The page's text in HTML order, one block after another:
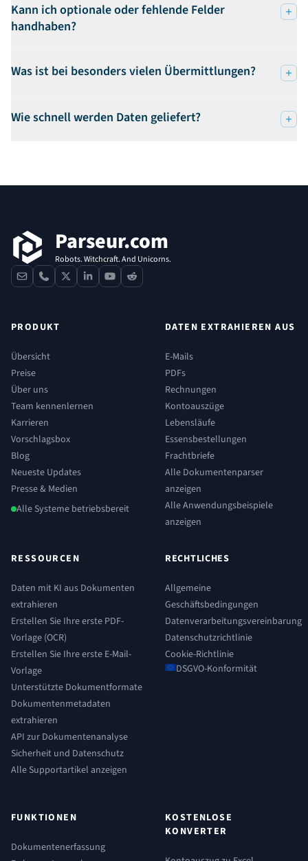
Kann ich optionale oder fehlende Felder
handhaben?
Was ist bei besonders vielen Übermittlungen?
Wie schnell werden Daten geliefert?
Parseur.com
Robots. Witchcraft. And Unicorns.
contactphone
x linkedinyoutube
reddit
PRODUKT
Übersicht
Preise
Über uns
Team kennenlernen
Karrieren
Vorschlagsbox
Blog
Neueste Updates
Presse & Medien
Alle Systeme betriebsbereit
DATEN EXTRAHIEREN AUS
E-Mails
PDFs
Rechnungen
Kontoauszüge
Lebensläufe
Essensbestellungen
Frachtbriefe
Alle Dokumentenparser
anzeigen
Alle Anwendungsbeispiele
anzeigen
RESSOURCEN
Daten mit KI aus Dokumenten
extrahieren
Erstellen Sie Ihre erste PDF-
Vorlage (OCR)
Erstellen Sie Ihre erste E-Mail-
Vorlage
Unterstützte Dokumentformate
Dokumentenmetadaten
extrahieren
API zur Dokumentenanalyse
Sicherheit und Datenschutz
Alle Supportartikel anzeigen
RECHTLICHES
Allgemeine
Geschäftsbedingungen
Datenverarbeitungsvereinbarung
Datenschutzrichtlinie
Cookie-Richtlinie
DSGVO-Konformität
FUNKTIONEN
Dokumentenerfassung
KOSTENLOSE
KONVERTER